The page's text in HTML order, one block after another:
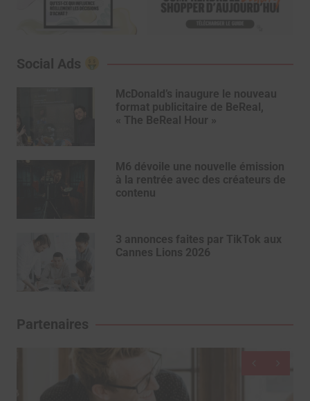
Social Ads
McDonald’s inaugure le nouveau
format publicitaire de BeReal,
« The BeReal Hour »
M6 dévoile une nouvelle émission
à la rentrée avec des créateurs de
contenu
3 annonces faites par TikTok aux
Cannes Lions 2026
Partenaires